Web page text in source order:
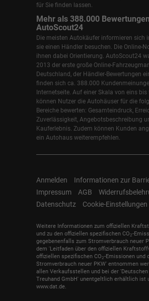
für Sie finden lassen.
Mehr als 388.000
AutoScout24
Die meisten Autokäufer informieren sich
sie einen Händler besuchen. Die Online-
ihnen dabei Orientierung. AutoScout24
2013 der erste große Online-
Deutschland, der Händler-Bewertungen
finden sich ca. 388.000
Internetseite. Auf einer Skala von eins bis
können Nutzer die Autohäuser für die
Bereiche bewerten: Gesamteindruck,
Zuverlässigkeit, Angebotsbeschreibung
Kauferlebnis. Zudem können Kunden
ein Autohaus weiterempfehlen.
Anmelden
Informationen zur
Impressum
AGB
Datenschutz
Cookie-Einstellungen
Weitere Informationen zum offiziellen
und zu den offiziellen spezifischen CO2-
gegebenenfalls zum Stromverbrauch neuer
dem 'Leitfaden über den offiziellen
offiziellen spezifischen CO2-Emissionen und
Stromverbrauch neuer PKW' entnommen
allen Verkaufsstellen und bei der 'Deutschen
Treuhand GmbH' unentgeltlich erhältlich ist
www.dat.de.